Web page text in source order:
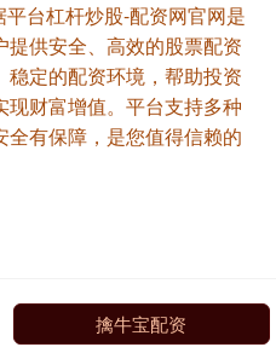
台杠杆炒股-配资网官网是
供安全、高效的股票配资
定的配资环境，帮助投资
财富增值。平台支持多种
有保障，是您值得信赖的
擒牛宝配资